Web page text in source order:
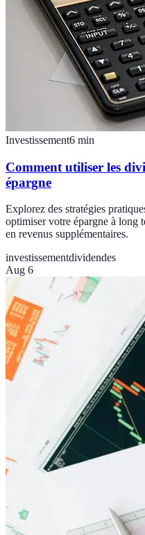
Investissement6 min
Comment utiliser les
épargne
Explorez des stratégies
optimiser votre épargne à long
en revenus supplémentaires.
investissementdividendes
Aug 6